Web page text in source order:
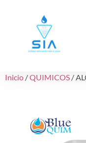
Inicio /QUIMICOS /